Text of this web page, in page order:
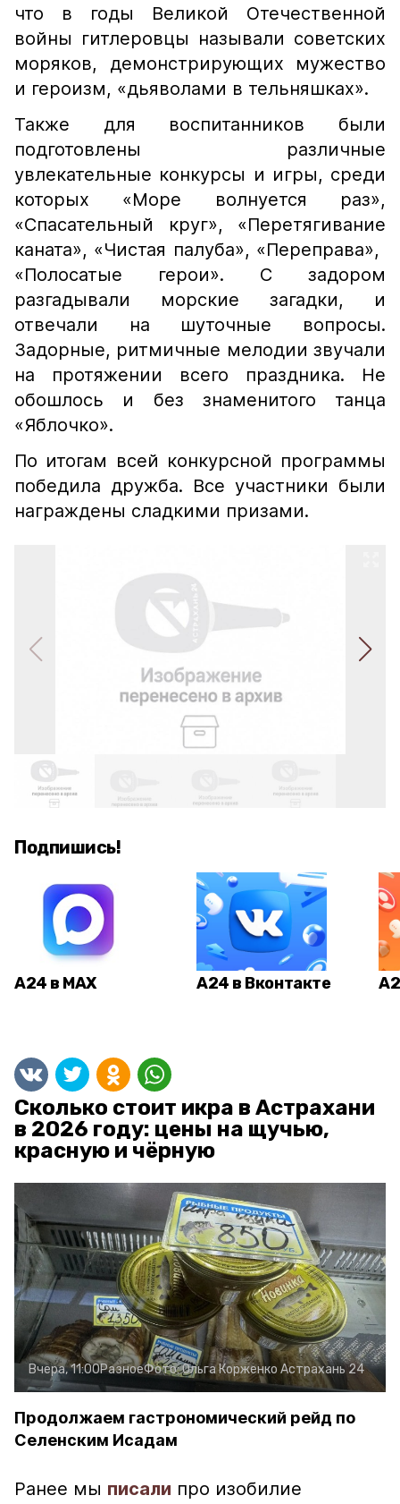
что в годы Великой Отечественной
войны гитлеровцы называли советских
моряков, демонстрирующих мужество
и героизм, «дьяволами в тельняшках».
Также для воспитанников были
подготовлены различные
увлекательные конкурсы и игры,​ среди
которых «Море волнуется раз»,
«Спасательный круг», «Перетягивание
каната», «Чистая палуба», «Переправа», ​
«Полосатые герои». С задором
разгадывали морские загадки, и
отвечали на шуточные вопросы.
Задорные, ритмичные мелодии звучали
на протяжении всего праздника. Не
обошлось и без знаменитого танца
«Яблочко».​
По итогам всей конкурсной программы
победила дружба. Все участники были
награждены сладкими призами.
Подпишись!
А24 в MAX А24 в Вконтакте
Сколько стоит икра в Астрахани
в 2026 году: цены на щучью,
красную и чёрную
Вчера, 11:00РазноеФото:Ольга Корженко Астрахань 24
Продолжаем гастрономический рейд по
Селенским Исадам
Ранее мы писали про изобилие